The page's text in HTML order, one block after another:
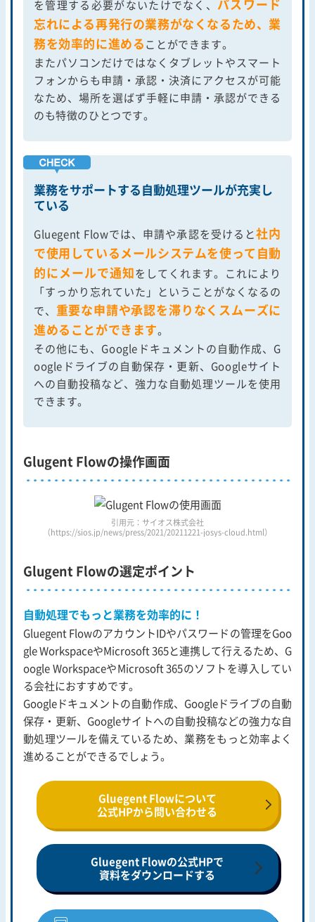
を管理する必要がないたけでなく、 パスワード
忘れによる再発行の業務がなくなるため、業
務を効率的に進めることができます。
またパソコンだけではなくタブレットやスマート
フォンからも申請・承認・決済にアクセスが可能
なため、場所を選ばず手軽に申請・承認ができる
のも特徴のひとつです。
業務をサポートする自動処理ツールが充実し
ている
Gluegent Flowでは、申請や承認を受けると社内
で使用しているメールシステムを使って自動
的にメールで通知をしてくれます。これにより
「すっかり忘れていた」ということがなくなるの
で、 重要な申請や承認を滞りなくスムーズに
進めることができます。
その他にも、Googleドキュメントの自動作成、G
oogleドライブの自動保存・更新、Googleサイト
への自動投稿など、強力な自動処理ツールを使用
できます。
Glugent Flowの操作画面
引用元：サイオス株式会社
（https://sios.jp/news/press/2021/20211221-josys-cloud.html）
Glugent Flowの選定ポイント
自動処理でもっと業務を効率的に！
Gluegent FlowのアカウントIDやパスワードの管理をGoo
gle WorkspaceやMicrosoft 365と連携して行えるため、G
oogle WorkspaceやMicrosoft 365のソフトを導入してい
る会社におすすめです。
Googleドキュメントの自動作成、Googleドライブの自動
保存・更新、Googleサイトへの自動投稿などの強力な自
動処理ツールを備えているため、業務をもっと効率よく
進めることができるでしょう。
Gluegent Flowについて
公式HPから問い合わせる
Gluegent Flowの公式HPで
資料をダウンロードする